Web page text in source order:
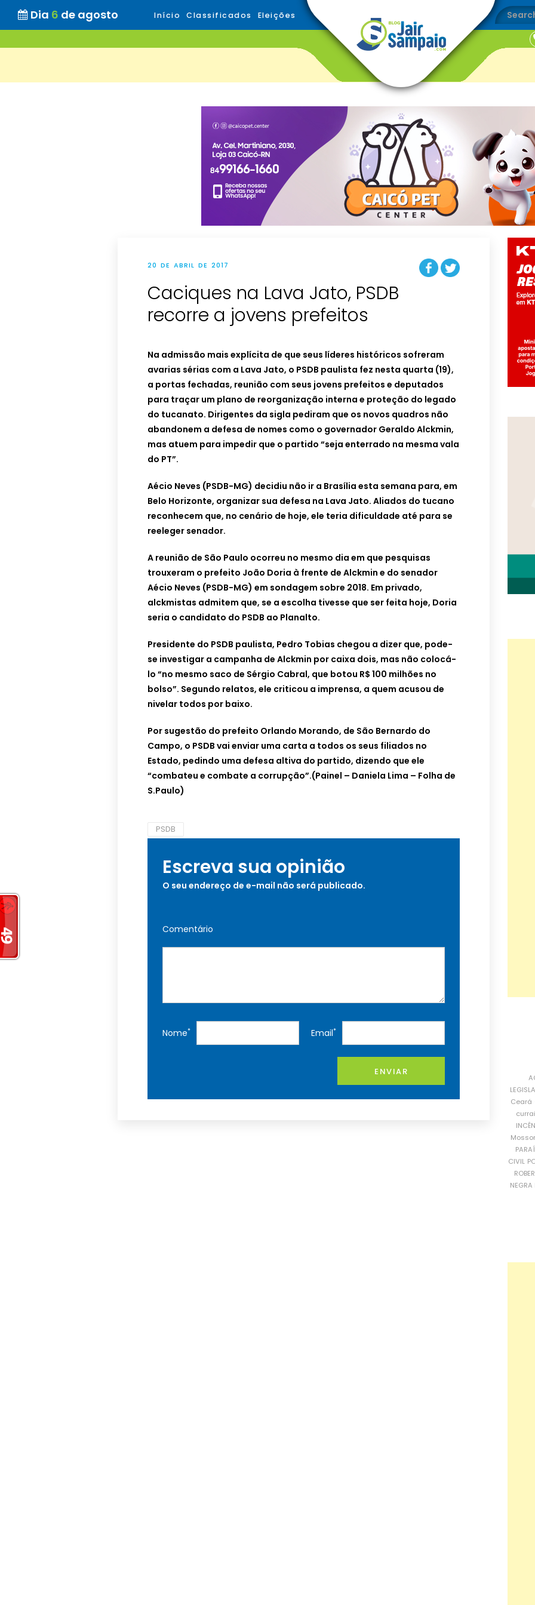
Dia 6 de agosto Início Classificados Eleições
20 DE ABRIL DE 2017
Caciques na Lava Jato, PSDB
recorre a jovens prefeitos
Na admissão mais explícita de que seus líderes históricos sofreram
avarias sérias com a Lava Jato, o PSDB paulista fez nesta quarta (19),
a portas fechadas, reunião com seus jovens prefeitos e deputados
para traçar um plano de reorganização interna e proteção do legado
do tucanato. Dirigentes da sigla pediram que os novos quadros não
abandonem a defesa de nomes como o governador Geraldo Alckmin,
mas atuem para impedir que o partido “seja enterrado na mesma vala
do PT”.
Aécio Neves (PSDB-MG) decidiu não ir a Brasília esta semana para, em
Belo Horizonte, organizar sua defesa na Lava Jato. Aliados do tucano
reconhecem que, no cenário de hoje, ele teria dificuldade até para se
reeleger senador.
A reunião de São Paulo ocorreu no mesmo dia em que pesquisas
trouxeram o prefeito João Doria à frente de Alckmin e do senador
Aécio Neves (PSDB-MG) em sondagem sobre 2018. Em privado,
alckmistas admitem que, se a escolha tivesse que ser feita hoje, Doria
seria o candidato do PSDB ao Planalto.
Presidente do PSDB paulista, Pedro Tobias chegou a dizer que, pode-
se investigar a campanha de Alckmin por caixa dois, mas não colocá-
lo “no mesmo saco de Sérgio Cabral, que botou R$ 100 milhões no
bolso”. Segundo relatos, ele criticou a imprensa, a quem acusou de
nivelar todos por baixo.
Por sugestão do prefeito Orlando Morando, de São Bernardo do
Campo, o PSDB vai enviar uma carta a todos os seus filiados no
Estado, pedindo uma defesa altiva do partido, dizendo que ele
“combateu e combate a corrupção”.(Painel – Daniela Lima – Folha de
S.Paulo)
PSDB
Escreva sua opinião
O seu endereço de e-mail não será publicado.
Comentário
Nome* Email*
ENVIAR
Ceará
CIVIL
NEGRA